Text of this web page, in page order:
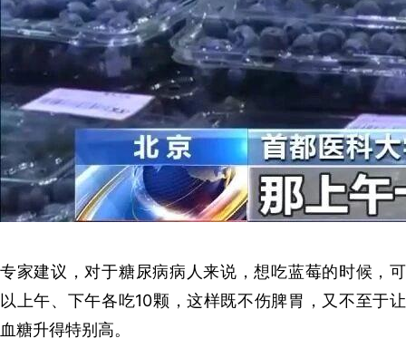
专家建议，对于糖尿病病人来说，想吃蓝莓的时候，可
以上午、下午各吃10颗，这样既不伤脾胃，又不至于让
血糖升得特别高。